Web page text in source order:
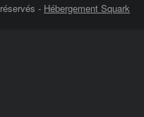
réservés - Hébergement Squark